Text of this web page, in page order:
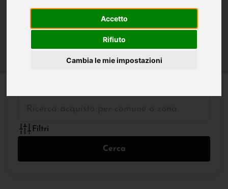
Accetto
Rifiuto
Cambia le mie impostazioni
Filtri
Cerca